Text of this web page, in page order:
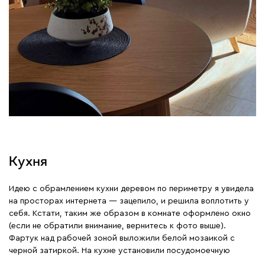
Кухня
Идею с обрамлением кухни деревом по периметру я увидела
на просторах интернета — зацепило, и решила воплотить у
себя. Кстати, таким же образом в комнате оформлено окно
(если не обратили внимание, вернитесь к фото выше).
Фартук над рабочей зоной выложили белой мозаикой с
черной затиркой. На кухне установили посудомоечную